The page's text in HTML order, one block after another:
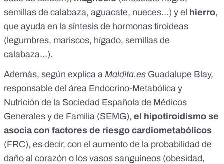
semillas de calabaza, aguacate, nueces…) y el hierro,
que ayuda en la síntesis de hormonas tiroideas
(legumbres, mariscos, hígado, semillas de
calabaza…).
Además, según explica a Maldita.es Guadalupe Blay,
responsable del área Endocrino-Metabólica y
Nutrición de la Sociedad Española de Médicos
Generales y de Familia (SEMG), el hipotiroidismo se
asocia con factores de riesgo cardiometabólicos
(FRC), es decir, con el aumento de la probabilidad de
daño al corazón o los vasos sanguíneos (obesidad,